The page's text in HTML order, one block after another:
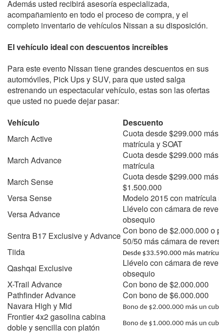
Además usted recibirá asesoría especializada,
acompañamiento en todo el proceso de compra, y el
completo inventario de vehículos Nissan a su disposición.
El vehículo ideal con descuentos increíbles
Para este evento Nissan tiene grandes descuentos en sus
automóviles, Pick Ups y SUV, para que usted salga
estrenando un espectacular vehículo, estas son las ofertas
que usted no puede dejar pasar:
Vehículo
Descuento
March Active
Cuota desde $299.000 más
matrícula y SOAT
March Advance
Cuota desde $299.000 más
matrícula
March Sense
Cuota desde $299.000
$1.500.000
Versa Sense
Modelo 2015 con
Versa Advance
Llévelo con cámara de
obsequio
Sentra B17 Exclusive y AdvanceCon bono de $2.000.000 o
50/50 más cámara de
Tiida
Desde $33.590.000 más
Qashqai Exclusive
Llévelo con cámara de
obsequio
X-Trail Advance
Con bono de $2.000.000
Pathfinder Advance
Con bono de $6.000.000
Navara High y Mid
Bono de $2.000.000 más un
Frontier 4x2 gasolina cabina
doble y sencilla con platón
Bono de $1.000.000 más un